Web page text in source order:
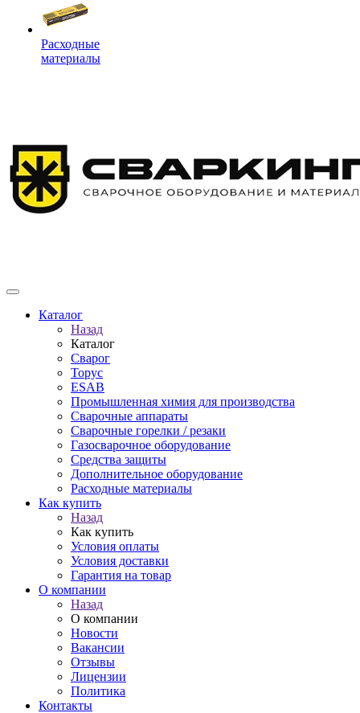
Расходные
материалы
Каталог
Назад
Каталог
Сварог
Торус
ESAB
Промышленная химия для производства
Сварочные аппараты
Сварочные горелки / резаки
Газосварочное оборудование
Средства защиты
Дополнительное оборудование
Расходные материалы
Как купить
Назад
Как купить
Условия оплаты
Условия доставки
Гарантия на товар
О компании
Назад
О компании
Новости
Вакансии
Отзывы
Лицензии
Политика
Контакты